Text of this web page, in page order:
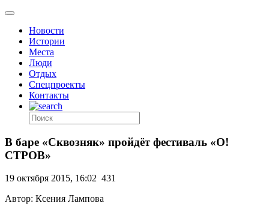
Новости
Истории
Места
Люди
Отдых
Спецпроекты
Контакты
В баре «Сквозняк» пройдёт фестиваль «О!
СТРОВ»
19 октября 2015, 16:02 431
Автор: Ксения Лампова